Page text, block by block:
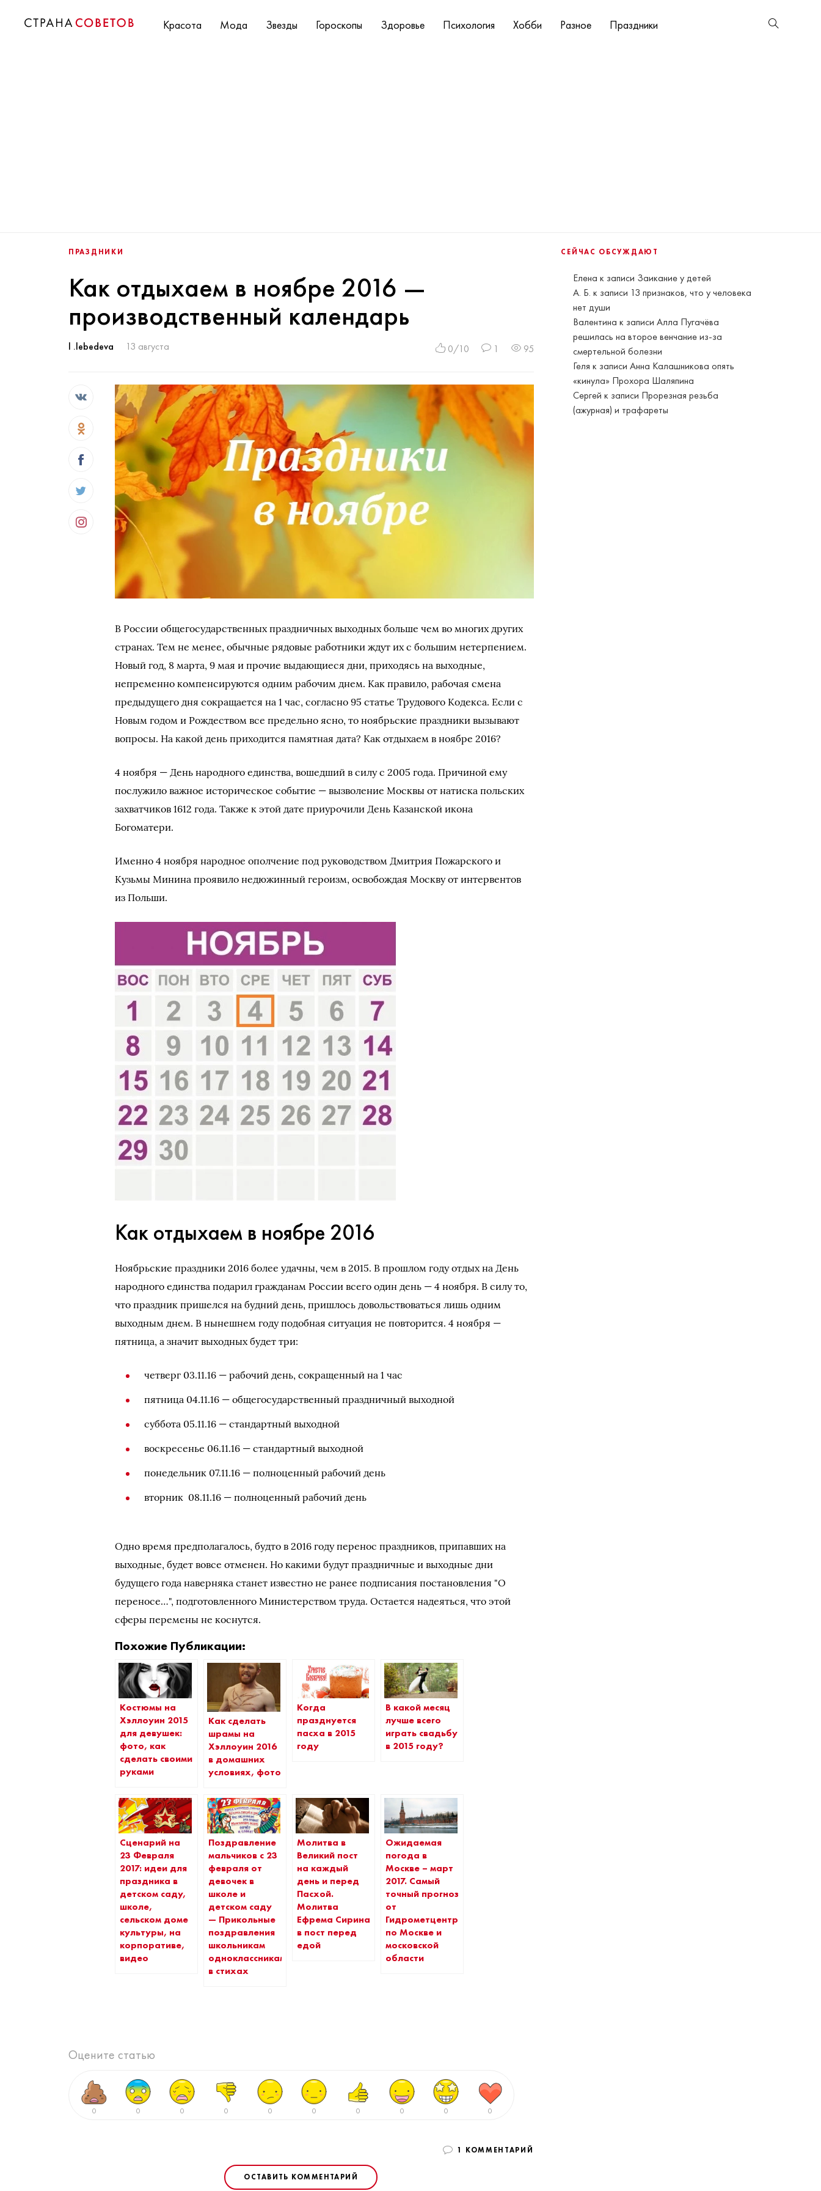
Красота Мода Звезды Гороскопы Здоровье Психология Хобби Разное Праздники
СЕЙЧАС ОБСУЖДАЮТ
Елена к записи Заикание у детей
А. Б. к записи 13 признаков, что у человека
нет души
Валентина к записиАлла Пугачёва
решилась на второе венчание из-за
смертельной болезни
Геля к записиАнна Калашникова опять
«кинула» Прохора Шаляпина
Сергей к записи Прорезная резьба
(ажурная) и трафареты
ПРАЗДНИКИ
Как отдыхаем в ноябре 2016 —
производственный календарь
l .lebedeva 13 августа 0/10 1 95
В России общегосударственных праздничных выходных больше чем во многих других
странах. Тем не менее, обычные рядовые работники ждут их с большим нетерпением.
Новый год, 8 марта, 9 мая и прочие выдающиеся дни, приходясь на выходные,
непременно компенсируются одним рабочим днем. Как правило, рабочая смена
предыдущего дня сокращается на 1 час, согласно 95 статье Трудового Кодекса. Если с
Новым годом и Рождеством все предельно ясно, то ноябрьские праздники вызывают
вопросы. На какой день приходится памятная дата? Как отдыхаем в ноябре 2016?
4 ноября — День народного единства, вошедший в силу с 2005 года. Причиной ему
послужило важное историческое событие — вызволение Москвы от натиска польских
захватчиков 1612 года. Также к этой дате приурочили День Казанской икона
Богоматери.
Именно 4 ноября народное ополчение под руководством Дмитрия Пожарского и
Кузьмы Минина проявило недюжинный героизм, освобождая Москву от интервентов
из Польши.
Как отдыхаем в ноябре 2016
Ноябрьские праздники 2016 более удачны, чем в 2015. В прошлом году отдых на День
народного единства подарил гражданам России всего один день — 4 ноября. В силу то,
что праздник пришелся на будний день, пришлось довольствоваться лишь одним
выходным днем. В нынешнем году подобная ситуация не повторится. 4 ноября —
пятница, а значит выходных будет три:
четверг 03.11.16 — рабочий день, сокращенный на 1 час
пятница 04.11.16 — общегосударственный праздничный выходной
суббота 05.11.16 — стандартный выходной
воскресенье 06.11.16 — стандартный выходной
понедельник 07.11.16 — полноценный рабочий день
вторник 08.11.16 — полноценный рабочий день
Одно время предполагалось, будто в 2016 году перенос праздников, припавших на
выходные, будет вовсе отменен. Но какими будут праздничные и выходные дни
будущего года наверняка станет известно не ранее подписания постановления "О
переносе…", подготовленного Министерством труда. Остается надеяться, что этой
сферы перемены не коснутся.
Похожие Публикации:
Костюмы на
Хэллоуин 2015
для девушек:
фото, как
сделать своими
руками
Как сделать
шрамы на
Хэллоуин 2016
в домашних
условиях, фото
Когда
празднуется
пасха в 2015
году
В какой месяц
лучше всего
играть свадьбу
в 2015 году?
Сценарий на
23 Февраля
2017: идеи для
праздника в
детском саду,
школе,
сельском доме
культуры, на
корпоративе,
видео
Поздравление
мальчиков с 23
февраля от
девочек в
школе и
детском саду
— Прикольные
поздравления
школьникам
одноклассникам
в стихах
Молитва в
Великий пост
на каждый
день и перед
Пасхой.
Молитва
Ефрема Сирина
в пост перед
едой
Ожидаемая
погода в
Москве – март
2017. Самый
точный прогноз
от
Гидрометцентра
по Москве и
московской
области
Оцените статью
0 0 0 0 0 0 0 0 0 0
1 КОММЕНТАРИЙ
ОСТАВИТЬ КОММЕНТАРИЙ